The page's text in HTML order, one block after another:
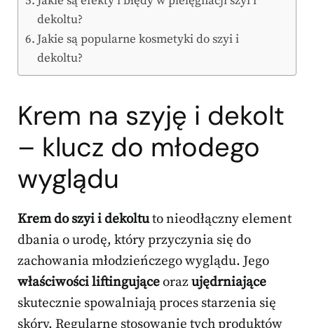
dekoltu?
Jakie są popularne kosmetyki do szyi i
dekoltu?
Krem na szyję i dekolt
– klucz do młodego
wyglądu
Krem do szyi i dekoltuto nieodłączny element
dbania o urodę, który przyczynia się do
zachowania młodzieńczego wyglądu. Jego
właściwości liftingująceorazujędrniające
skutecznie spowalniają proces starzenia się
skóry. Regularne stosowanie tych produktów